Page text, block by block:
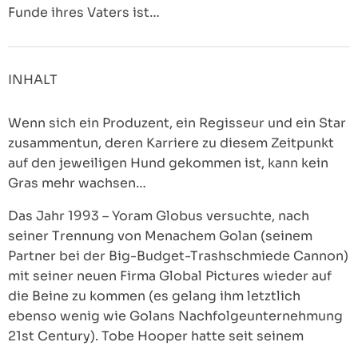
Funde ihres Vaters ist…
INHALT
Wenn sich ein Produzent, ein Regisseur und ein Star
zusammentun, deren Karriere zu diesem Zeitpunkt
auf den jeweiligen Hund gekommen ist, kann kein
Gras mehr wachsen…
Das Jahr 1993 – Yoram Globus versuchte, nach
seiner Trennung von Menachem Golan (seinem
Partner bei der Big-Budget-Trashschmiede Cannon)
mit seiner neuen Firma Global Pictures wieder auf
die Beine zu kommen (es gelang ihm letztlich
ebenso wenig wie Golans Nachfolgeunternehmung
21st Century). Tobe Hooper hatte seit seinem